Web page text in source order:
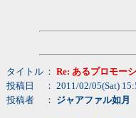
タイトル ： Re: あるプロモー
投稿日
： 2011/02/05(Sat)
投稿者
： ジャアファル如月